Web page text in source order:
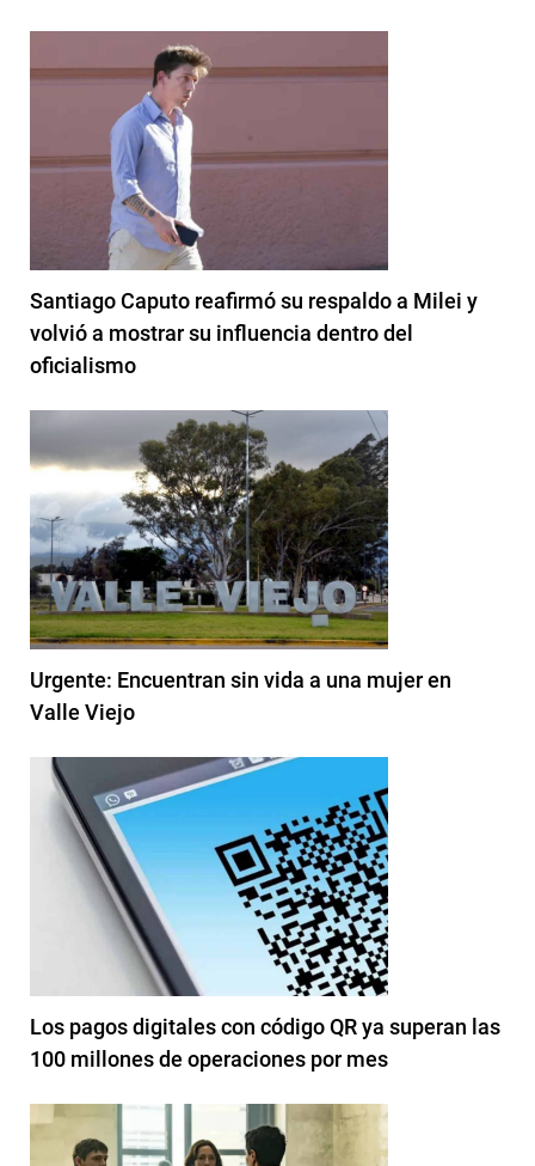
Santiago Caputo reafirmó su respaldo a Milei y
volvió a mostrar su influencia dentro del
oficialismo
Urgente: Encuentran sin vida a una mujer en
Valle Viejo
Los pagos digitales con código QR ya superan las
100 millones de operaciones por mes